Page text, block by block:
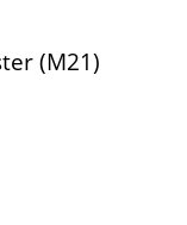
(M21)